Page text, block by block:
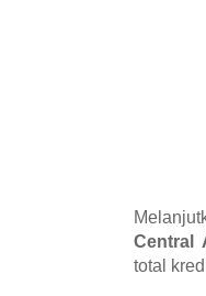
Central
total